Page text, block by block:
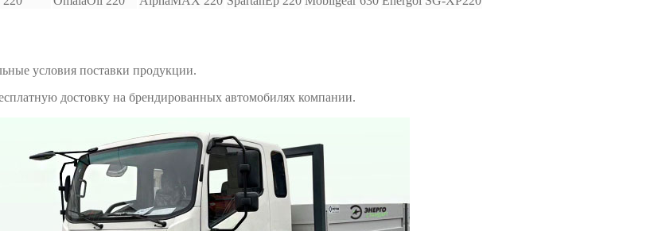
условия поставки продукции.
достовку на брендированных автомобилях компании.